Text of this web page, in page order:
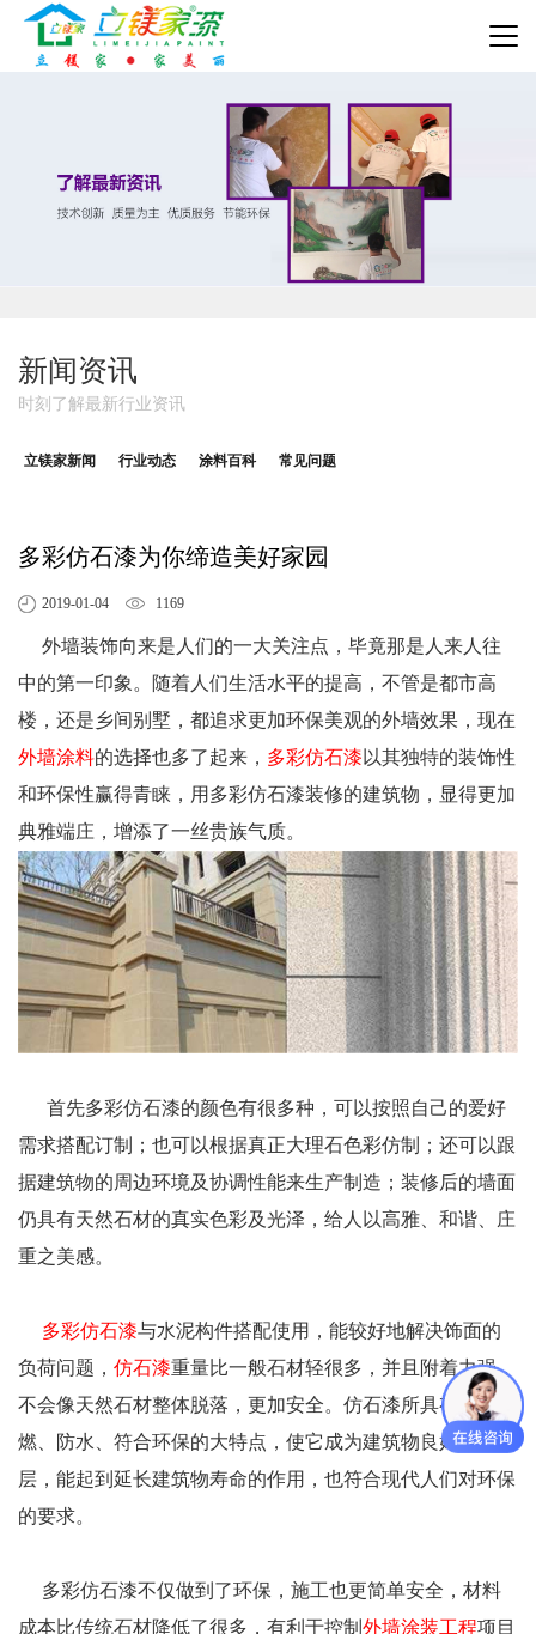
新闻资讯
时刻了解最新行业资讯
立镁家新闻 行业动态 涂料百科 常见问题
多彩仿石漆为你缔造美好家园
2019-01-04 1169
外墙装饰向来是人们的一大关注点，毕竟那是人来人往
中的第一印象。随着人们生活水平的提高，不管是都市高
楼，还是乡间别墅，都追求更加环保美观的外墙效果，现在
外墙涂料的选择也多了起来， 多彩仿石漆 以其独特的装饰性
和环保性赢得青睐，用多彩仿石漆装修的建筑物，显得更加
典雅端庄，增添了一丝贵族气质。
首先多彩仿石漆的颜色有很多种，可以按照自己的爱好
需求搭配订制；也可以根据真正大理石色彩仿制；还可以跟
据建筑物的周边环境及协调性能来生产制造；装修后的墙面
仍具有天然石材的真实色彩及光泽，给人以高雅、和谐、庄
重之美感。
多彩仿石漆与水泥构件搭配使用，能较好地解决饰面的
负荷问题， 仿石漆重量比一般石材轻很多，并且附着力强，
不会像天然石材整体脱落，更加安全。仿石漆所具有的阻
燃、防水、符合环保的大特点，使它成为建筑物良好的保护
层，能起到延长建筑物寿命的作用，也符合现代人们对环保
的要求。
多彩仿石漆不仅做到了环保，施工也更简单安全，材料
成本比传统石材降低了很多，有利于控制 外墙涂装工程项目